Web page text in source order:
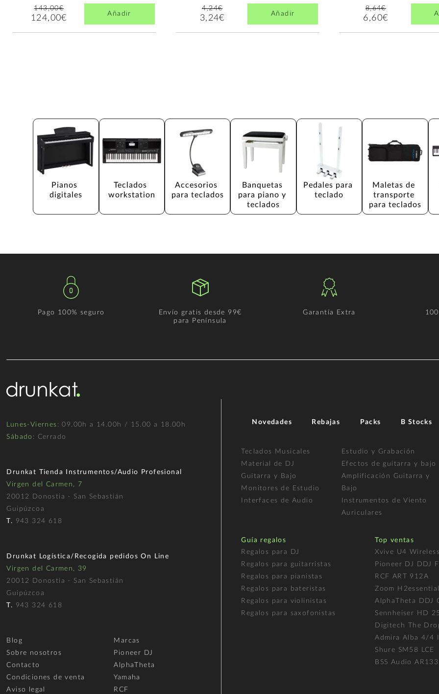
143,00€
124,00€ Añadir
4,24€
3,24€ Añadir
8,64€
6,60€
Pianos
digitales
Teclados
workstation
Accesorios
para teclados
Banquetas
para piano y
teclados
Pedales para
teclado
Maletas de
transporte
para teclados
Pago 100% seguro
Envío gratis desde 99€
para Península
Garantía Extra
Lunes-Viernes : 09.00h a 14.00h / 15.00 a 18.00h
Sábado : Cerrado
Drunkat Tienda Instrumentos/Audio Profesional
Virgen del Carmen, 7
20012 Donostia - San Sebastián
Guipúzcoa
T. 943 324 618
Drunkat Logística/Recogida pedidos On Line
Virgen del Carmen, 39
20012 Donostia - San Sebastián
Guipúzcoa
T. 943 324 618
Blog
Sobre nosotros
Contacto
Condiciones de venta
Aviso legal
Marcas
Pioneer DJ
AlphaTheta
Yamaha
RCF
Novedades Rebajas Packs B Stocks
Teclados Musicales
Material de DJ
Guitarra y Bajo
Monitores de Estudio
Interfaces de Audio
Estudio y Grabación
Efectos de guitarra y bajo
Amplificación Guitarra y
Bajo
Instrumentos de Viento
Auriculares
Guía regalos
Regalos para DJ
Regalos para guitarristas
Regalos para pianistas
Regalos para bateristas
Regalos para violinistas
Regalos para saxofonistas
Top ventas
Xvive U4
Pioneer DJ DDJ
RCF ART 912A
Zoom H2essential
AlphaTheta DDJ
Sennheiser HD 25
Digitech The
Admira Alba 4/4
Shure SM58 LCE
BSS Audio AR133